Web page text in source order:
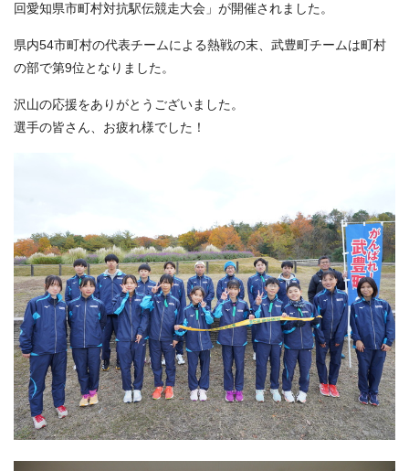
回愛知県市町村対抗駅伝競走大会」が開催されました。
県内54市町村の代表チームによる熱戦の末、武豊町チームは町村
の部で第9位となりました。
沢山の応援をありがとうございました。
選手の皆さん、お疲れ様でした！